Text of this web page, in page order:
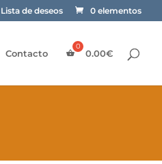
de deseos 0 elementos
Contacto 0.00€